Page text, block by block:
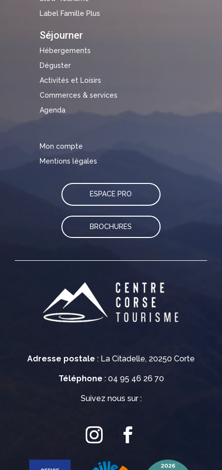
Adresse postale : La Citadelle, 20250 Corte
Téléphone : 04 95 46 26 70
Suivez nous sur :
Label Famille Plus
Séjourner
Hébergements
Déguster
Activités et Loisirs
Commerces & services
Agenda
Mon compte
Mentions légales
ESPACE PRO
BROCHURES